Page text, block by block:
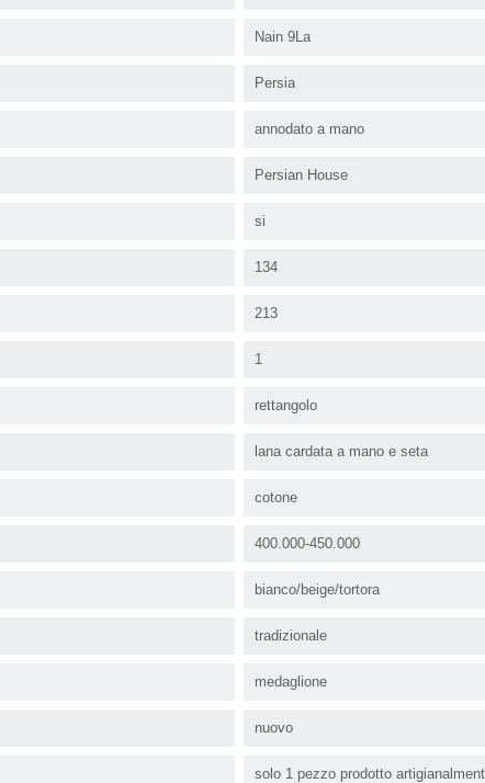
Nain 9La
Persia
annodato a mano
Persian House
si
134
213
1
rettangolo
lana cardata a mano e seta
cotone
400.000-450.000
bianco/beige/tortora
tradizionale
medaglione
nuovo
solo 1 pezzo prodotto